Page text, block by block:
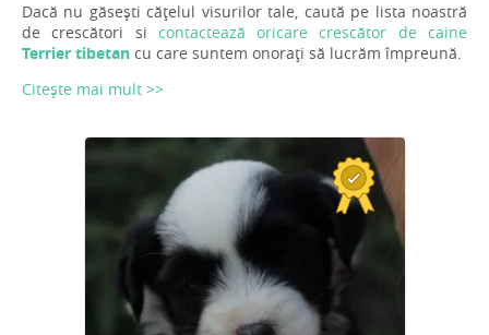
Dacă nu găsești cățelul visurilor tale, caută pe lista noastră
de crescători si contactează oricare crescător de caine
Terrier tibetan cu care suntem onorați să lucrăm împreună.
Citește mai mult >>